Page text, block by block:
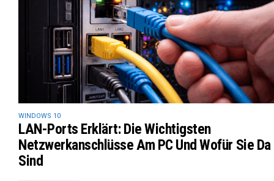
WINDOWS 10
LAN-Ports Erklärt: Die Wichtigsten
Netzwerkanschlüsse Am PC Und Wofür Sie Da
Sind